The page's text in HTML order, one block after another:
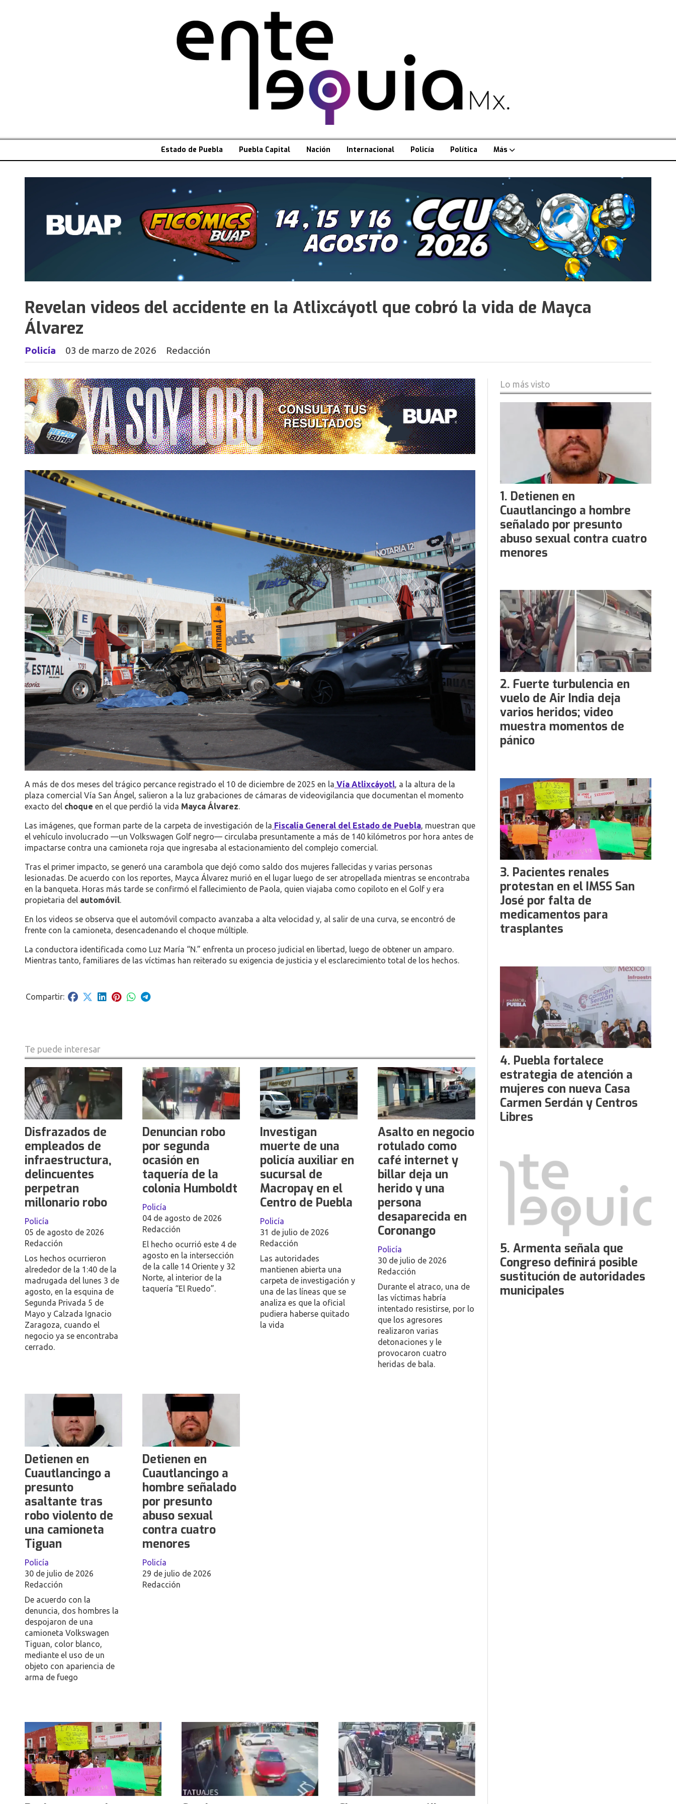
Estado de Puebla Puebla Capital Nación Internacional Policía Política Más
Revelan videos del accidente en la Atlixcáyotl que cobró la vida de Mayca
Álvarez
Policía 03 de marzo de 2026 Redacción
A más de dos meses del trágico percance registrado el 10 de diciembre de 2025 en la Vía Atlixcáyotl, a la altura de la
plaza comercial Vía San Ángel, salieron a la luz grabaciones de cámaras de videovigilancia que documentan el momento
exacto del choque en el que perdió la vida Mayca Álvarez.
Las imágenes, que forman parte de la carpeta de investigación de la Fiscalía General del Estado de Puebla, muestran que
el vehículo involucrado —un Volkswagen Golf negro— circulaba presuntamente a más de 140 kilómetros por hora antes de
impactarse contra una camioneta roja que ingresaba al estacionamiento del complejo comercial.
Tras el primer impacto, se generó una carambola que dejó como saldo dos mujeres fallecidas y varias personas
lesionadas. De acuerdo con los reportes, Mayca Álvarez murió en el lugar luego de ser atropellada mientras se encontraba
en la banqueta. Horas más tarde se confirmó el fallecimiento de Paola, quien viajaba como copiloto en el Golf y era
propietaria del automóvil.
En los videos se observa que el automóvil compacto avanzaba a alta velocidad y, al salir de una curva, se encontró de
frente con la camioneta, desencadenando el choque múltiple.
La conductora identificada como Luz María “N.” enfrenta un proceso judicial en libertad, luego de obtener un amparo.
Mientras tanto, familiares de las víctimas han reiterado su exigencia de justicia y el esclarecimiento total de los hechos.
Te puede interesar
Disfrazados de
empleados de
infraestructura,
delincuentes
perpetran
millonario robo
Redacción
Policía
05 de agosto de 2026
Los hechos ocurrieron
alrededor de la 1:40 de la
madrugada del lunes 3 de
agosto, en la esquina de
Segunda Privada 5 de
Mayo y Calzada Ignacio
Zaragoza, cuando el
negocio ya se encontraba
cerrado.
Denuncian robo
por segunda
ocasión en
taquería de la
colonia Humboldt
Redacción
Policía
04 de agosto de 2026
El hecho ocurrió este 4 de
agosto en la intersección
de la calle 14 Oriente y 32
Norte, al interior de la
taquería “El Ruedo”.
Investigan
muerte de una
policía auxiliar en
sucursal de
Macropay en el
Centro de Puebla
Redacción
Policía
31 de julio de 2026
Las autoridades
mantienen abierta una
carpeta de investigación y
una de las líneas que se
analiza es que la oficial
pudiera haberse quitado
la vida
Asalto en negocio
rotulado como
café internet y
billar deja un
herido y una
persona
desaparecida en
Coronango
Redacción
Policía
30 de julio de 2026
Durante el atraco, una de
las víctimas habría
intentado resistirse, por lo
que los agresores
realizaron varias
detonaciones y le
provocaron cuatro
heridas de bala.
Detienen en
Cuautlancingo a
presunto
asaltante tras
robo violento de
una camioneta
Tiguan
Redacción
Policía
30 de julio de 2026
De acuerdo con la
denuncia, dos hombres la
despojaron de una
camioneta Volkswagen
Tiguan, color blanco,
mediante el uso de un
objeto con apariencia de
arma de fuego
Detienen en
Cuautlancingo a
hombre señalado
por presunto
abuso sexual
contra cuatro
menores
Redacción
Policía
29 de julio de 2026
Lo más visto
Detienen en
Cuautlancingo a hombre
señalado por presunto
abuso sexual contra cuatro
menores
Fuerte turbulencia en
vuelo de Air India deja
varios heridos; video
muestra momentos de
pánico
Pacientes renales
protestan en el IMSS San
José por falta de
medicamentos para
trasplantes
Puebla fortalece
estrategia de atención a
mujeres con nueva Casa
Carmen Serdán y Centros
Libres
Armenta señala que
Congreso definirá posible
sustitución de autoridades
municipales